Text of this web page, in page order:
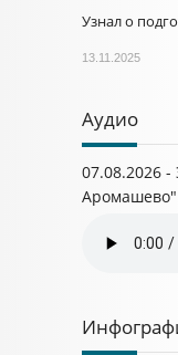
Узнал о
13.11.2025
Аудио
07.08.2026
Аромашево"